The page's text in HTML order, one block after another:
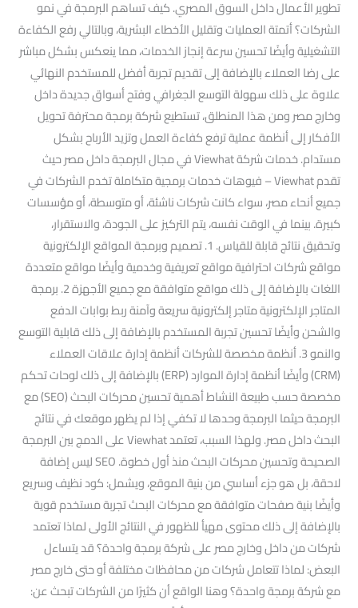
تطوير الأعمال داخل السوق المصري. كيف تساهم البرمجة في نمو
الشركات؟ أتمتة العمليات وتقليل الأخطاء البشرية، وبالتالي رفع الكفاءة
التشغيلية وأيضًا تحسين سرعة إنجاز الخدمات، مما ينعكس بشكل مباشر
على رضا العملاء بالإضافة إلى تقديم تجربة أفضل للمستخدم النهائي
علاوة على ذلك سهولة التوسع الجغرافي وفتح أسواق جديدة داخل
وخارج مصر ومن هذا المنطلق، تستطيع شركة برمجة محترفة تحويل
الأفكار إلى أنظمة عملية ترفع كفاءة العمل وتزيد الأرباح بشكل
مستدام. خدمات شركة Viewhat في مجال البرمجة داخل مصر حيث
تقدم Viewhat – فيوهات خدمات برمجية متكاملة تخدم الشركات في
جميع أنحاء مصر، سواء كانت شركات ناشئة، أو متوسطة، أو مؤسسات
كبيرة. بينما في الوقت نفسه، يتم التركيز على الجودة، والاستقرار،
وتحقيق نتائج قابلة للقياس. 1. تصميم وبرمجة المواقع الإلكترونية
مواقع شركات احترافية مواقع تعريفية وخدمية وأيضًا مواقع متعددة
اللغات بالإضافة إلى ذلك مواقع متوافقة مع جميع الأجهزة 2. برمجة
المتاجر الإلكترونية متاجر إلكترونية سريعة وآمنة ربط بوابات الدفع
والشحن وأيضًا تحسين تجربة المستخدم بالإضافة إلى ذلك قابلية التوسع
والنمو 3. أنظمة مخصصة للشركات أنظمة إدارة علاقات العملاء
(CRM) وأيضًا أنظمة إدارة الموارد (ERP) بالإضافة إلى ذلك لوحات تحكم
مخصصة حسب طبيعة النشاط أهمية تحسين محركات البحث (SEO) مع
البرمجة حيثما البرمجة وحدها لا تكفي إذا لم يظهر موقعك في نتائج
البحث داخل مصر. ولهذا السبب، تعتمد Viewhat على الدمج بين البرمجة
الصحيحة وتحسين محركات البحث منذ أول خطوة. SEO ليس إضافة
لاحقة، بل هو جزء أساسي من بنية الموقع، ويشمل: كود نظيف وسريع
وأيضًا بنية صفحات متوافقة مع محركات البحث تجربة مستخدم قوية
بالإضافة إلى ذلك محتوى مهيأ للظهور في النتائج الأولى لماذا تعتمد
شركات من داخل وخارج مصر على شركة برمجة واحدة؟ قد يتساءل
البعض: لماذا تتعامل شركات من محافظات مختلفة أو حتى خارج مصر
مع شركة برمجة واحدة؟ وهنا الواقع أن كثيرًا من الشركات تبحث عن: